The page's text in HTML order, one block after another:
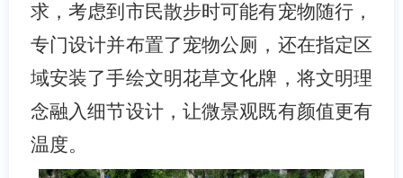
求，考虑到市民散步时可能有宠物随行，
专门设计并布置了宠物公厕，还在指定区
域安装了手绘文明花草文化牌，将文明理
念融入细节设计，让微景观既有颜值更有
温度。